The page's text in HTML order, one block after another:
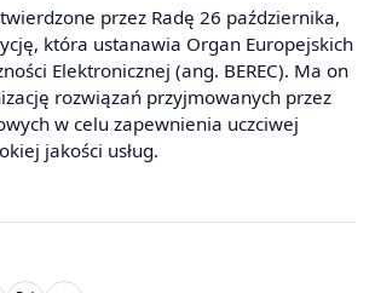
przez Radę 26 października,
która ustanawia Organ Europejskich
Elektronicznej (ang. BEREC). Ma on
rozwiązań przyjmowanych przez
w celu zapewnienia uczciwej
jakości usług.